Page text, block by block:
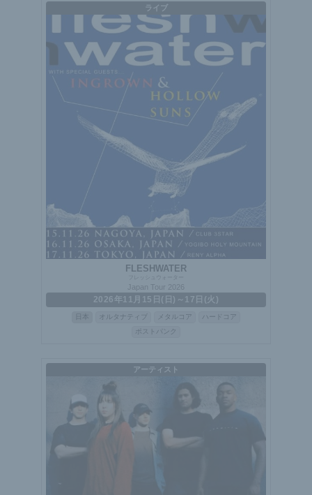
ライブ
FLESHWATER
フレッシュウォーター
Japan Tour 2026
2026年11月15日(日)～17日(火)
オルタナティブ メタルコア
ハードコア
ポストパンク
アーティスト